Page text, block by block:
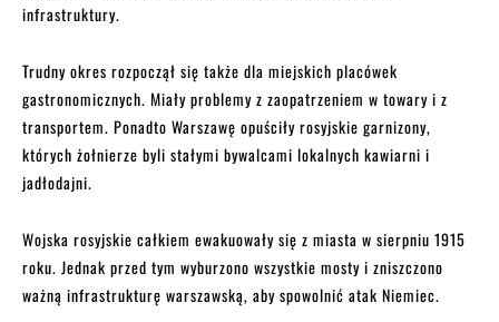
infrastruktury.
Trudny okres rozpoczął się także dla miejskich placówek
gastronomicznych. Miały problemy z zaopatrzeniem w towary i z
transportem. Ponadto Warszawę opuściły rosyjskie garnizony,
których żołnierze byli stałymi bywalcami lokalnych kawiarni i
jadłodajni.
Wojska rosyjskie całkiem ewakuowały się z miasta w sierpniu 1915
roku. Jednak przed tym wyburzono wszystkie mosty i zniszczono
ważną infrastrukturę warszawską, aby spowolnić atak Niemiec.